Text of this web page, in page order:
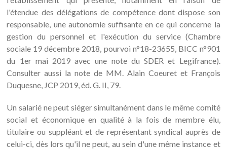
l'étendue des délégations de compétence dont dispose son
responsable, une autonomie suffisante en ce qui concerne la
gestion du personnel et l'exécution du service (Chambre
sociale 19 décembre 2018, pourvoi n°18-23655, BICC n°901
du 1er mai 2019 avec une note du SDER et Legifrance).
Consulter aussi la note de MM. Alain Coeuret et François
Duquesne, JCP 2019, éd. G. II, 79.
Un salarié ne peut siéger simultanément dans le même comité
social et économique en qualité à la fois de membre élu,
titulaire ou suppléant et de représentant syndical auprès de
celui-ci, dès lors qu'il ne peut, au sein d'une même instance et